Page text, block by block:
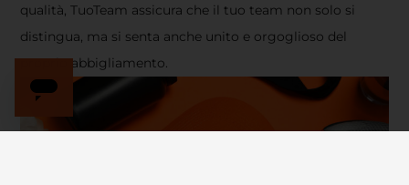
qualità, TuoTeam assicura che il tuo team non solo si
distingua, ma si senta anche unito e orgoglioso del
proprio abbigliamento.